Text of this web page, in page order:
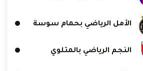
الأمل الرياضي بحمام سوسة
النجم الرياضي بالمتلوي